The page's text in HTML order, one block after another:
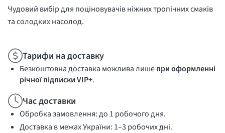
Чудовий вибір для поціновувачів ніжних тропічних смаків
та солодких насолод.
Тарифи на доставку
Безкоштовна доставка можлива лишепри оформленні
річної підписки VIP+.
Час доставки
Обробка замовлення: до 1 робочого дня.
Доставка в межах України: 1–3 робочих дні.